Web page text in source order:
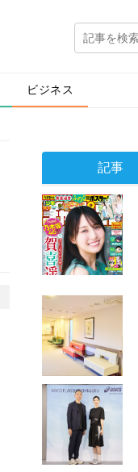
ビジネス
記事